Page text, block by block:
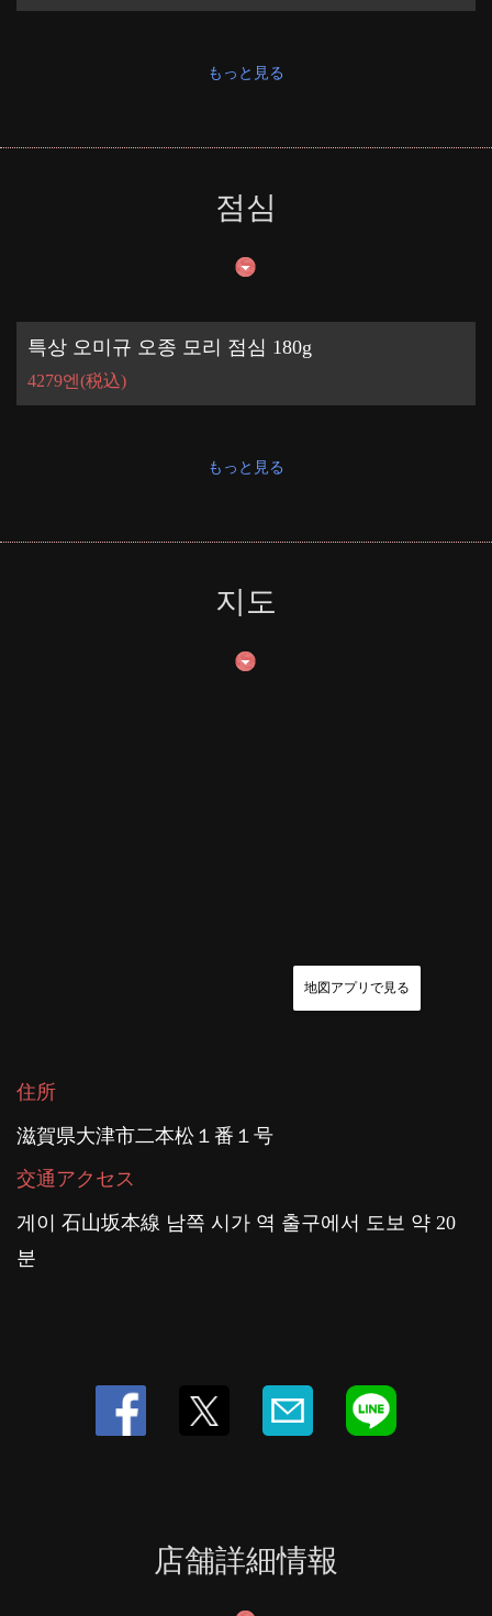
もっと見る
점심
특상 오미규 오종 모리 점심 180g
4279엔 (税込)
もっと見る
지도
地図アプリで見る
住所
滋賀県大津市二本松１番１号
交通アクセス
게이 石山坂本線 남쪽 시가 역 출구에서 도보 약 20
분
店舗詳細情報
この店舗情報をシェアする
牛でん 近江大津京店
お店情報をコピー